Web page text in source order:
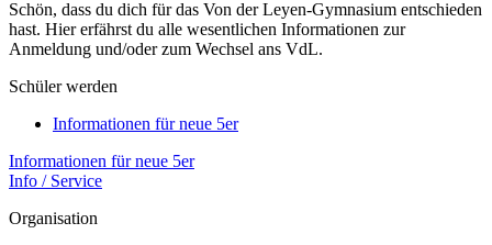
Schön, dass du dich für das Von der Leyen-Gymnasium entschieden
hast. Hier erfährst du alle wesentlichen Informationen zur
Anmeldung und/oder zum Wechsel ans VdL.
Schüler werden
Informationen für neue 5er
Informationen für neue 5er
Info / Service
Organisation